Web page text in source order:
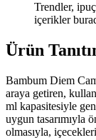
Trendler,
içerikler
Ürün
Bambum Diem
araya getiren,
ml kapasitesiyle
uygun tasarımıyla
olmasıyla,